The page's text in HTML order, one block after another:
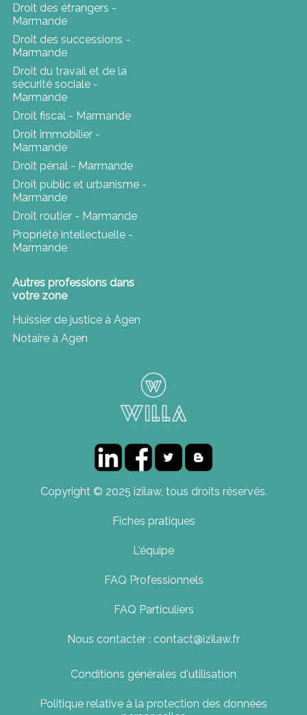
Droit des étrangers -
Marmande
Droit des successions -
Marmande
Droit du travail et de la
sécurité sociale -
Marmande
Droit fiscal - Marmande
Droit immobilier -
Marmande
Droit pénal - Marmande
Droit public et urbanisme -
Marmande
Droit routier - Marmande
Propriété intellectuelle -
Marmande
Autres professions dans
votre zone
Huissier de justice à Agen
Notaire à Agen
Copyright © 2025 izilaw, tous droits réservés.
Fiches pratiques
L'équipe
FAQ Professionnels
FAQ Particuliers
Nous contacter : contact@izilaw.fr
Conditions générales d'utilisation
Politique relative à la protection des données